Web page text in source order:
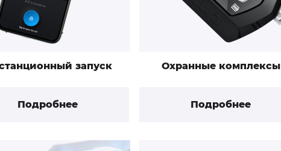
запуск
Подробнее
Охранные комплексы
Подробнее